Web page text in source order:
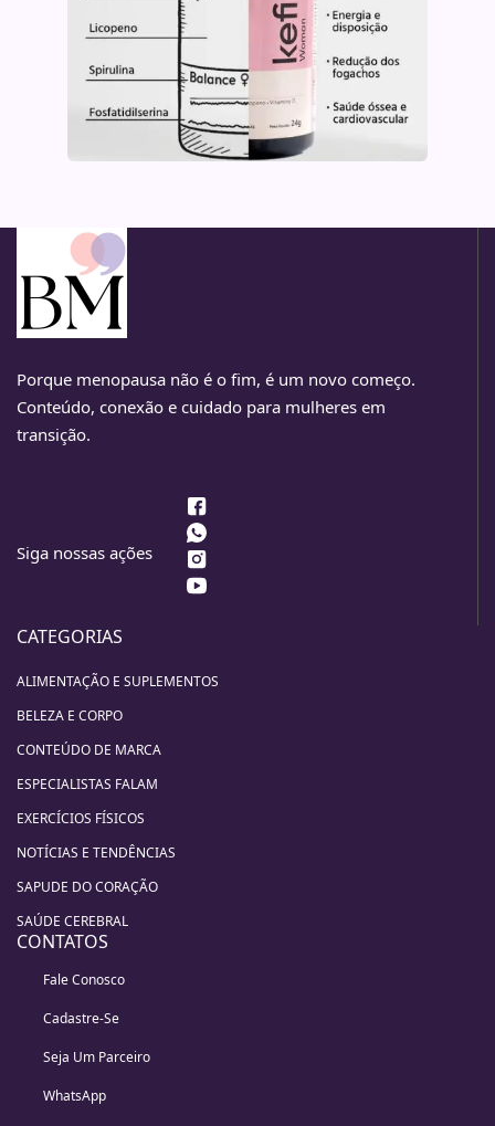
Porque menopausa não é o fim, é um novo começo.
Conteúdo, conexão e cuidado para mulheres em
transição.
Siga nossas ações
CATEGORIAS
ALIMENTAÇÃO E SUPLEMENTOS
BELEZA E CORPO
CONTEÚDO DE MARCA
ESPECIALISTAS FALAM
EXERCÍCIOS FÍSICOS
NOTÍCIAS E TENDÊNCIAS
SAPUDE DO CORAÇÃO
SAÚDE CEREBRAL
CONTATOS
Fale Conosco
Cadastre-Se
Seja Um Parceiro
WhatsApp